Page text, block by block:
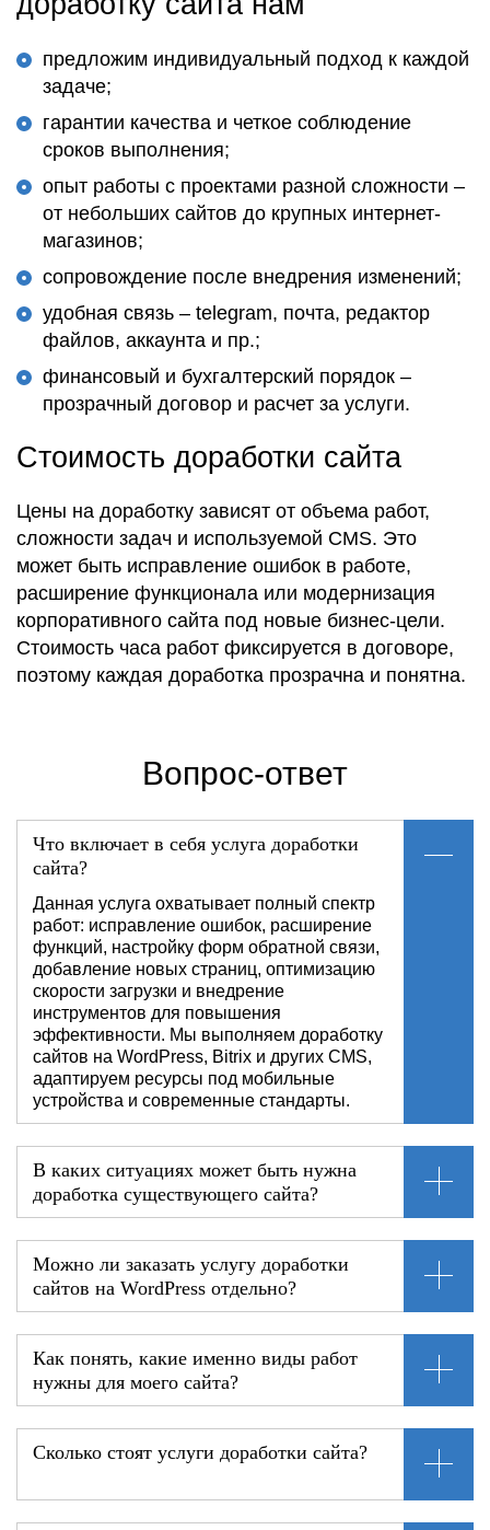
предложим индивидуальный подход к каждой
задаче;
гарантии качества и четкое соблюдение
сроков выполнения;
опыт работы с проектами разной сложности –
от небольших сайтов до крупных интернет-
магазинов;
сопровождение после внедрения изменений;
удобная связь – telegram, почта, редактор
файлов, аккаунта и пр.;
финансовый и бухгалтерский порядок –
прозрачный договор и расчет за услуги.
Стоимость доработки сайта
Цены на доработку зависят от объема работ,
сложности задач и используемой CMS. Это
может быть исправление ошибок в работе,
расширение функционала или модернизация
корпоративного сайта под новые бизнес-цели.
Стоимость часа работ фиксируется в договоре,
поэтому каждая доработка прозрачна и понятна.
Вопрос-ответ
Что включает в себя услуга доработки
сайта?
Данная услуга охватывает полный спектр
работ: исправление ошибок, расширение
функций, настройку форм обратной связи,
добавление новых страниц, оптимизацию
скорости загрузки и внедрение
инструментов для повышения
эффективности. Мы выполняем доработку
сайтов на WordPress, Bitrix и других CMS,
адаптируем ресурсы под мобильные
устройства и современные стандарты.
В каких ситуациях может быть нужна
доработка существующего сайта?
Можно ли заказать услугу доработки
сайтов на WordPress отдельно?
Как понять, какие именно виды работ
нужны для моего сайта?
Сколько стоят услуги доработки сайта?